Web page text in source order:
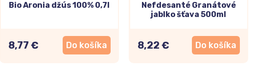
Bio Aronia džús 100% 0,7l
8,77 € Do košíka
Nefdesanté Granátové
jablko šťava 500ml
8,22 € Do košíka